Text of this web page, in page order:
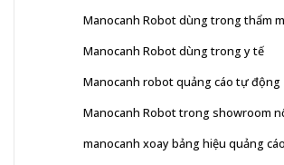
Manocanh Robot dùng trong thẩm
Manocanh Robot dùng trong y tế
Manocanh robot quảng cáo tự động
Manocanh Robot trong showroom
manocanh xoay bảng hiệu quảng cáo